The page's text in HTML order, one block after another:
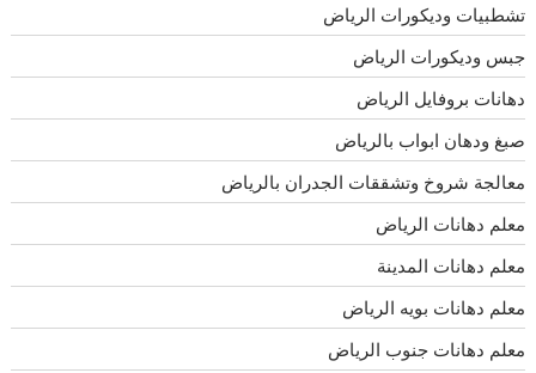
تشطبيات وديكورات الرياض
جبس وديكورات الرياض
دهانات بروفايل الرياض
صبغ ودهان ابواب بالرياض
معالجة شروخ وتشققات الجدران بالرياض
معلم دهانات الرياض
معلم دهانات المدينة
معلم دهانات بويه الرياض
معلم دهانات جنوب الرياض